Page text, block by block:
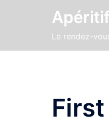
Le rendez-